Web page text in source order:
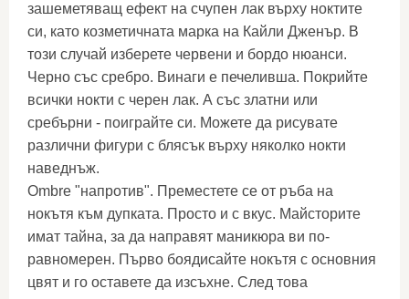
зашеметяващ ефект на счупен лак върху ноктите
си, като козметичната марка на Кайли Дженър. В
този случай изберете червени и бордо нюанси.
Черно със сребро. Винаги е печеливша. Покрийте
всички нокти с черен лак. А със златни или
сребърни - поиграйте си. Можете да рисувате
различни фигури с блясък върху няколко нокти
наведнъж.
Ombre "напротив". Преместете се от ръба на
нокътя към дупката. Просто и с вкус. Майсторите
имат тайна, за да направят маникюра ви по-
равномерен. Първо боядисайте нокътя с основния
цвят и го оставете да изсъхне. След това